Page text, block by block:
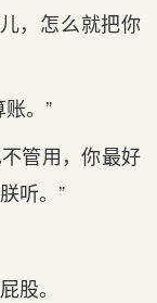
，怎么就把你
。”
管用，你最好
听。”
股。